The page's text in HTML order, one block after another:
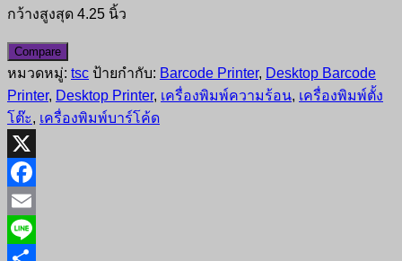
กว้างสูงสุด 4.25 นิ้ว
Compare
หมวดหมู่: tsc ป้ายกำกับ: Barcode Printer, Desktop Barcode
Printer, Desktop Printer, เครื่องพิมพ์ความร้อน, เครื่องพิมพ์ตั้ง
โต๊ะ, เครื่องพิมพ์บาร์โค้ด
X
Facebook
Email
Line